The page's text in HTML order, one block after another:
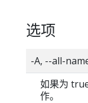
选项
-A, --all-
如果为
作。